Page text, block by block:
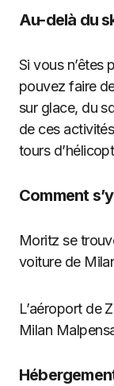
Au-delà du
Si vous n’êtes
pouvez faire
sur glace, du
de ces
tours
Comment
Moritz se
voiture de
L’aéroport de
Milan